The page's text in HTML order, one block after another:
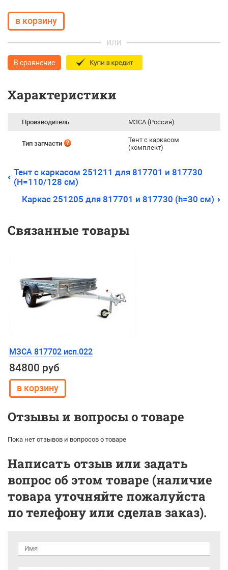
ИЛИ
В сравнение
Характеристики
Производитель МЗСА (Россия)
Тип запчасти
Тент с каркасом
(комплект)
Тент с каркасом 251211 для 817701 и 817730
(H=110/128 см)
Каркас 251205 для 817701 и 817730 (h=30 см)
Связанные товары
МЗСА 817702 исп.022
84800 руб
Отзывы и вопросы о товаре
Пока нет отзывов и вопросов о товаре
Написать отзыв или задать
вопрос об этом товаре (наличие
товара уточняйте пожалуйста
по телефону или сделав заказ).